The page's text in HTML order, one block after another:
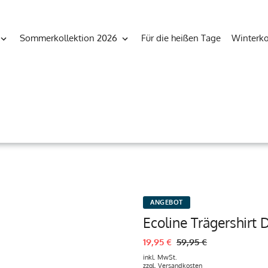
Sommerkollektion 2026 Für die heißen Tage
ANGEBOT
Ecoline Trägershirt
19,95 € 59,95 €
inkl. MwSt.
zzgl. Versandkosten